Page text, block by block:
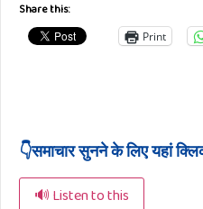
Share this:
Print
👇समाचार सुनने के लिए यहां
🔊 Listen to this